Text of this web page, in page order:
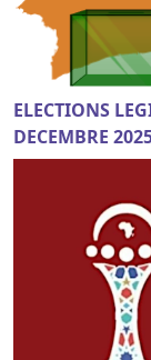
ELECTIONS
DECEMBRE